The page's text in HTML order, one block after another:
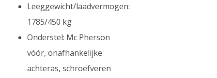
Leeggewicht/laadvermogen:
1785/450 kg
Onderstel: Mc Pherson
vóór, onafhankelijke
achteras, schroefveren